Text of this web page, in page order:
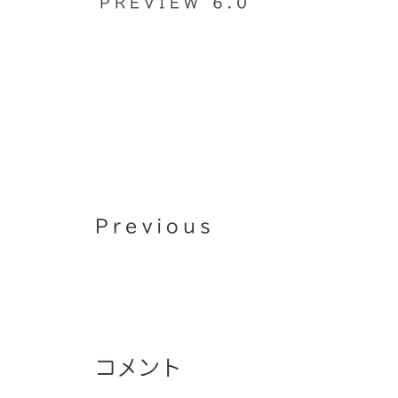
Previous
ショパン ビデオ コンテスト
コメント